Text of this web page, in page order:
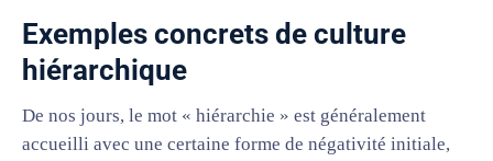
Exemples concrets de culture
hiérarchique
De nos jours, le mot « hiérarchie » est généralement
accueilli avec une certaine forme de négativité initiale,